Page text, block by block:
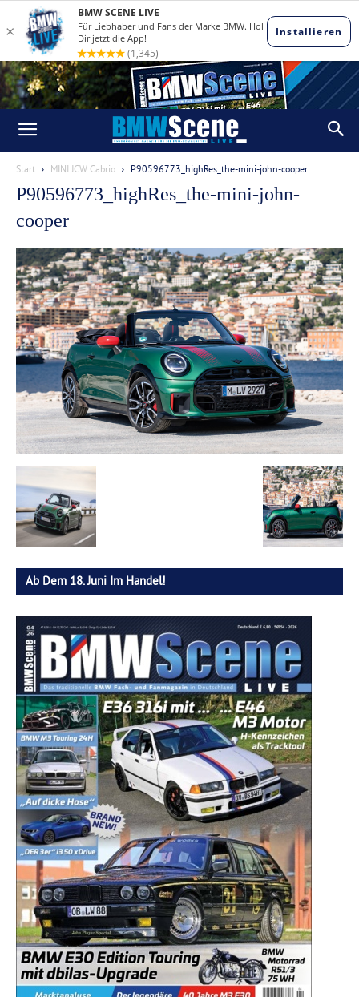
Start MINI JCW Cabrio P90596773_highRes_the-mini-john-cooper
P90596773_highRes_the-mini-john-
cooper
Ab Dem 18. Juni Im Handel!